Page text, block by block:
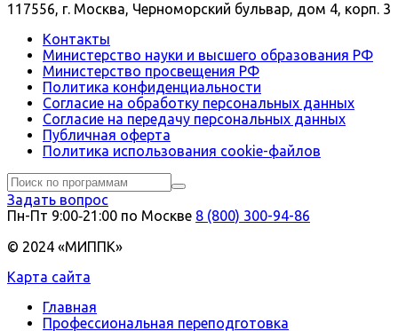
117556, г. Москва, Черноморский бульвар, дом 4, корп. 3
Контакты
Министерство науки и высшего образования РФ
Министерство просвещения РФ
Политика конфиденциальности
Согласие на обработку персональных данных
Согласие на передачу персональных данных
Публичная оферта
Политика использования сookie-файлов
Задать вопрос
Пн-Пт 9:00‑21:00 по Москве 8 (800) 300-94-86
© 2024 «МИППК»
Карта сайта
Главная
Профессиональная переподготовка